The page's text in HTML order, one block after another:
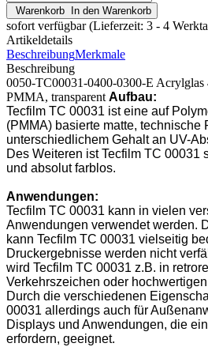
Warenkorb In den Warenkorb
sofort verfügbar (Lieferzeit: 3 - 4
Artikeldetails
BeschreibungMerkmale
Beschreibung
0050-TC00031-0400-0300-E
PMMA, transparentAufbau:
Tecfilm TC 00031 ist eine auf
(PMMA) basierte matte, technische
unterschiedlichem Gehalt an UV-
Des Weiteren ist Tecfilm TC 00031
und absolut farblos.
Anwendungen:
Tecfilm TC 00031 kann in vielen
Anwendungen verwendet werden.
kann Tecfilm TC 00031 vielseitig
Druckergebnisse werden nicht
wird Tecfilm TC 00031 z.B. in
Verkehrszeichen oder
Durch die verschiedenen
00031 allerdings auch für
Displays und Anwendungen, die
erfordern, geeignet.